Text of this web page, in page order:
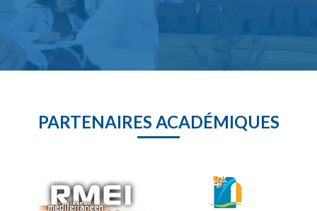
PARTENAIRES ACADÉMIQUES